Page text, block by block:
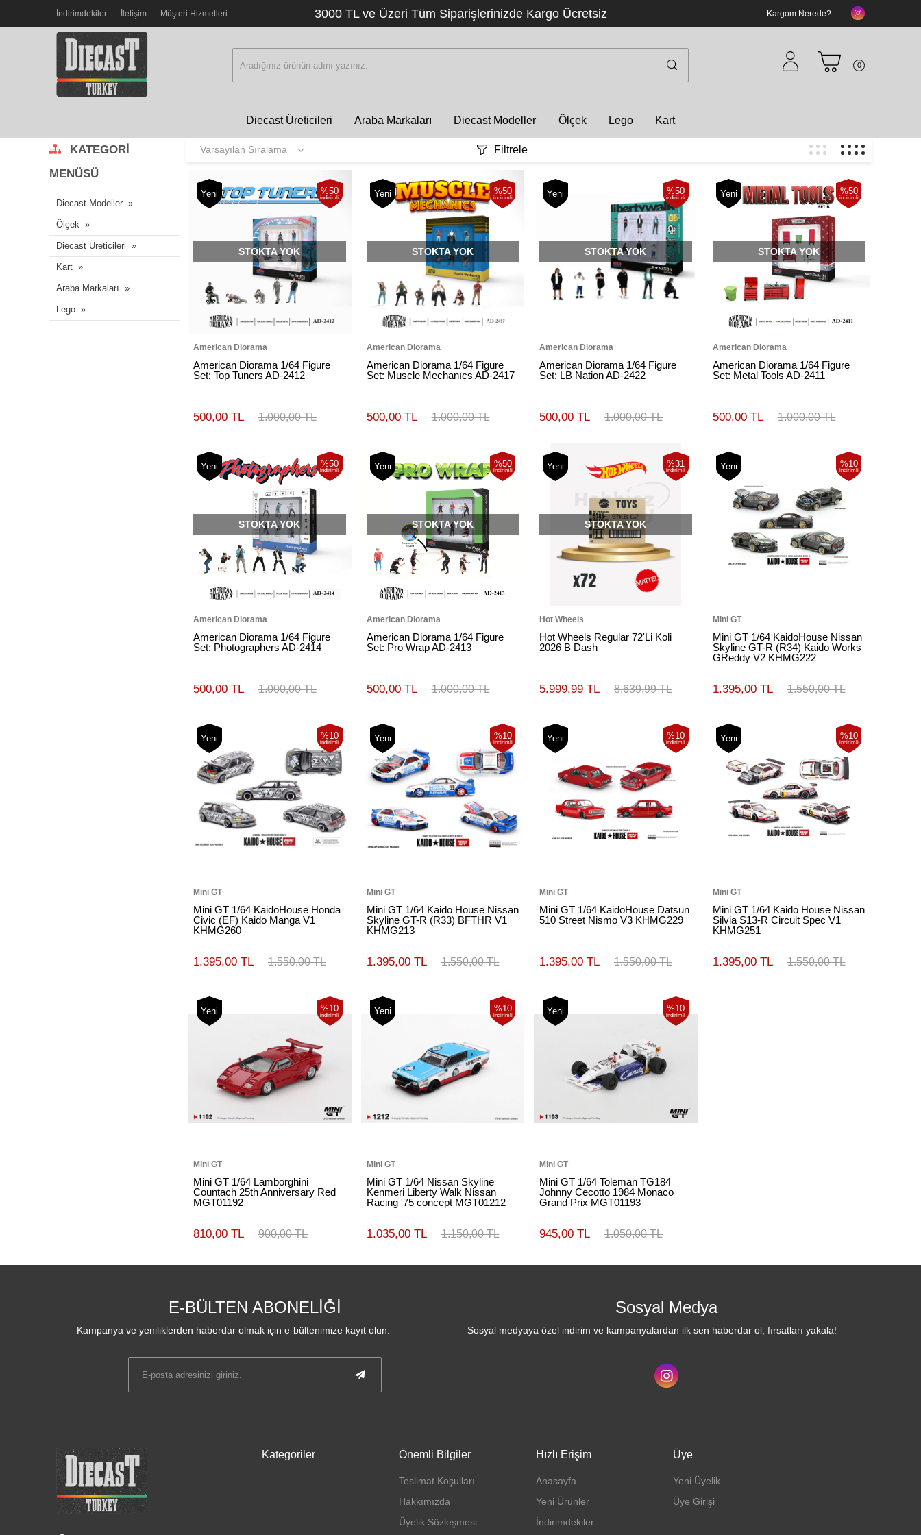
İndirimdekiler İletişim Müşteri Hizmetleri 3000 TL ve Üzeri Tüm Siparişlerinizde Kargo Ücretsiz Kargom Nerede?
0
Diecast Üreticileri Araba Markaları Diecast Modeller Ölçek Lego Kart
KATEGORI
MENÜSÜ
Diecast Modeller
Ölçek
Diecast Üreticileri
Kart
Araba Markaları
Lego
Filtrele
%50
indirimli
Yeni
STOKTA YOK
American Diorama
American Diorama 1/64 Figure
Set: Top Tuners AD-2412
1.000,00 TL
500,00 TL
%50
indirimli
Yeni
STOKTA YOK
American Diorama
American Diorama 1/64 Figure
Set: Muscle Mechanıcs AD-2417
1.000,00 TL
500,00 TL
%50
indirimli
Yeni
STOKTA YOK
American Diorama
American Diorama 1/64 Figure
Set: LB Nation AD-2422
1.000,00 TL
500,00 TL
%50
indirimli
Yeni
STOKTA YOK
American Diorama
American Diorama 1/64 Figure
Set: Metal Tools AD-2411
1.000,00 TL
500,00 TL
%50
indirimli
Yeni
STOKTA YOK
American Diorama
American Diorama 1/64 Figure
Set: Photographers AD-2414
1.000,00 TL
500,00 TL
%50
indirimli
Yeni
STOKTA YOK
American Diorama
American Diorama 1/64 Figure
Set: Pro Wrap AD-2413
1.000,00 TL
500,00 TL
%31
indirimli
Yeni
STOKTA YOK
Hot Wheels
Hot Wheels Regular 72'Li Koli
2026 B Dash
8.639,99 TL
5.999,99 TL
%10
indirimli
Yeni
Mini GT
Mini GT 1/64 KaidoHouse Nissan
Skyline GT-R (R34) Kaido Works
GReddy V2 KHMG222
1.550,00 TL
1.395,00 TL
%10
indirimli
Yeni
Mini GT
Mini GT 1/64 KaidoHouse Honda
Civic (EF) Kaido Manga V1
KHMG260
1.550,00 TL
1.395,00 TL
%10
indirimli
Yeni
Mini GT
Mini GT 1/64 Kaido House Nissan
Skyline GT-R (R33) BFTHR V1
KHMG213
1.550,00 TL
1.395,00 TL
%10
indirimli
Yeni
Mini GT
Mini GT 1/64 KaidoHouse Datsun
510 Street Nismo V3 KHMG229
1.550,00 TL
1.395,00 TL
%10
indirimli
Yeni
Mini GT
Mini GT 1/64 Kaido House Nissan
Silvia S13-R Circuit Spec V1
KHMG251
1.550,00 TL
1.395,00 TL
%10
indirimli
Yeni
Mini GT
Mini GT 1/64 Lamborghini
Countach 25th Anniversary Red
MGT01192
900,00 TL
810,00 TL
%10
indirimli
Yeni
Mini GT
Mini GT 1/64 Nissan Skyline
Kenmeri Liberty Walk Nissan
Racing '75 concept MGT01212
1.150,00 TL
1.035,00 TL
%10
indirimli
Yeni
Mini GT
Mini GT 1/64 Toleman TG184
Johnny Cecotto 1984 Monaco
Grand Prix MGT01193
1.050,00 TL
945,00 TL
E-BÜLTEN ABONELİĞİ
Kampanya ve yeniliklerden haberdar olmak için e-bültenimize kayıt olun.
Sosyal Medya
Sosyal medyaya özel indirim ve kampanyalardan ilk sen haberdar ol, fırsatları yakala!
Kategoriler Önemli Bilgiler
Teslimat Koşulları
Hakkımızda
Üyelik Sözleşmesi
Hızlı Erişim
Anasayfa
Yeni Ürünler
İndirimdekiler
Üye
Yeni Üyelik
Üye Girişi